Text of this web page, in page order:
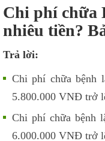
Chi phí chữa
nhiêu tiền?
Trả lời:
Chi phí chữa bệnh
5.800.000 VNĐ trở
Chi phí chữa bệnh
6.000.000 VNĐ trở